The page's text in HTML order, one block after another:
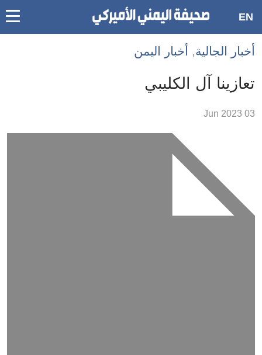
Accessibility
links
الرئيسي
Search
EN
أخبار الجالية, أخبار اليمن
تعازينا آل الكليبي
03 Jun 2023